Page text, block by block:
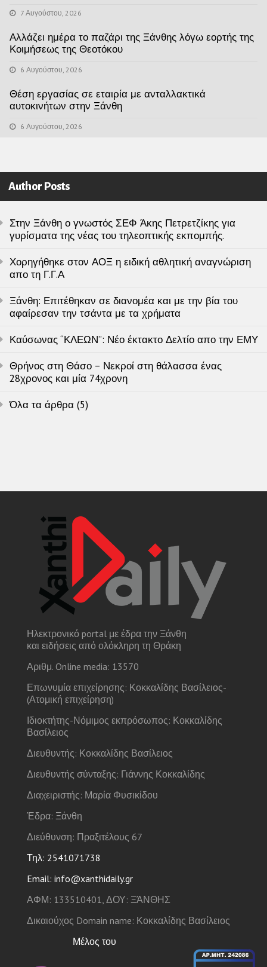
7 Αυγούστου, 2026
Αλλάζει ημέρα το παζάρι της Ξάνθης λόγω εορτής της
Κοιμήσεως της Θεοτόκου
6 Αυγούστου, 2026
Θέση εργασίας σε εταιρία με ανταλλακτικά
αυτοκινήτων στην Ξάνθη
6 Αυγούστου, 2026
Author Posts
Στην Ξάνθη ο γνωστός ΣΕΦ Άκης Πετρετζίκης για
γυρίσματα της νέας του τηλεοπτικής εκπομπής.
Χορηγήθηκε στον ΑΟΞ η ειδική αθλητική αναγνώριση
απο τη Γ.Γ.Α
Ξάνθη: Επιτέθηκαν σε διανομέα και με την βία του
αφαίρεσαν την τσάντα με τα χρήματα
Καύσωνας “ΚΛΕΩΝ”: Νέο έκτακτο Δελτίο απο την ΕΜΥ
Θρήνος στη Θάσο – Νεκροί στη θάλασσα ένας
28χρονος και μία 74χρονη
Όλα τα άρθρα (5)
Ηλεκτρονικό portal με έδρα την Ξάνθη
και ειδήσεις από ολόκληρη τη Θράκη
Αριθμ. Online media: 13570
Επωνυμία επιχείρησης: Κοκκαλίδης Βασίλειος-
(Ατομική επιχείρηση)
Ιδιοκτήτης-Νόμιμος εκπρόσωπος: Κοκκαλίδης
Βασίλειος
Διευθυντής: Κοκκαλίδης Βασίλειος
Διευθυντής σύνταξης: Γιάννης Κοκκαλίδης
Διαχειριστής: Μαρία Φυσικίδου
Έδρα: Ξάνθη
Διεύθυνση: Πραξιτέλους 67
Τηλ: 2541071738
Email: info@xanthidaily.gr
ΑΦΜ: 133510401, ΔΟΥ: ΞΆΝΘΗΣ
Δικαιούχος Domain name: Κοκκαλίδης Βασίλειος
Μέλος του